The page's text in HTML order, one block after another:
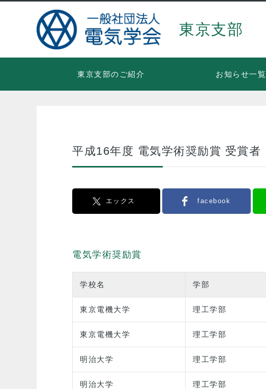
東京支部
東京支部のご紹介 お知らせ一覧
平成16年度 電気学術奨励賞 受賞者
エックス facebook
電気学術奨励賞
学校名 学部
東京電機大学 理工学部
東京電機大学 理工学部
明治大学 理工学部
明治大学 理工学部